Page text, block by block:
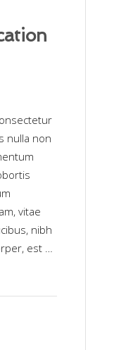
nulla non
vitae
nibh
est …